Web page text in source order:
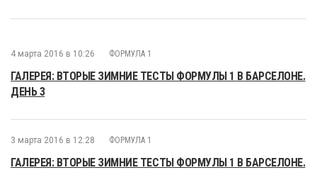
4 марта 2016 в 10:26 ФОРМУЛА 1
ГАЛЕРЕЯ: ВТОРЫЕ ЗИМНИЕ ТЕСТЫ ФОРМУЛЫ 1 В БАРСЕЛОНЕ.
ДЕНЬ 3
3 марта 2016 в 12:28 ФОРМУЛА 1
ГАЛЕРЕЯ: ВТОРЫЕ ЗИМНИЕ ТЕСТЫ ФОРМУЛЫ 1 В БАРСЕЛОНЕ.